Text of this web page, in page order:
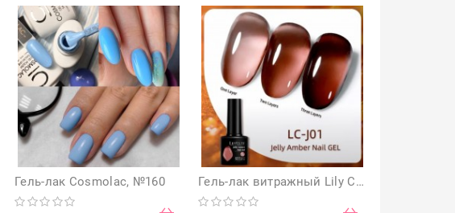
Гель-лак Cosmolac, №160 Гель-лак витражный Lily CUTE J 01, 7 мл